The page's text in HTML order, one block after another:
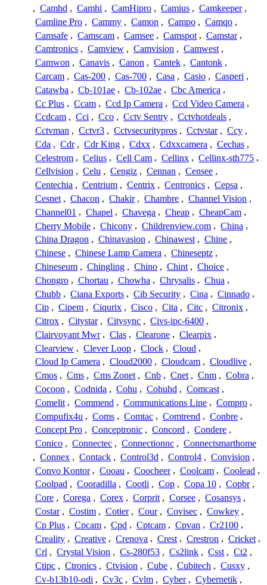
, Camhd , Camhi , CamHipro , Camius , Camkeeper ,
Camline Pro , Cammy , Camon , Campo , Camqo ,
Camsafe , Camscam , Camsee , Camspot , Camstar ,
Camtronics , Camview , Camvision , Camwest ,
Camwon , Canavis , Canon , Cantek , Cantonk ,
Carcam , Cas-200 , Cas-700 , Casa , Casio , Casperi ,
Catawba , Cb-101ae , Cb-102ae , Cbc America ,
Cc Plus , Ccam , Ccd Ip Camera , Ccd Video Camera ,
Ccdcam , Cci , Cco , Cctv Sentry , Cctvhotdeals ,
Cctvman , Cctvr3 , Cctvsecuritypros , Cctvstar , Ccy ,
Cda , Cdr , Cdr King , Cdxx , Cdxxcamera , Cechas ,
Celestrom , Celius , Cell Cam , Cellinx , Cellinx-sth775 ,
Cellvision , Celu , Cengiz , Cennan , Censee ,
Centechia , Centrium , Centrix , Centronics , Cepsa ,
Cesnet , Chacon , Chakir , Chambre , Channel Vision ,
Channel01 , Chapel , Chavega , Cheap , CheapCam ,
Cherry Mobile , Chicony , Childrenview.com , China ,
China Dragon , Chinavasion , Chinawest , Chine ,
Chinese , Chinese Lamp Camera , Chineseptz ,
Chineseum , Chingling , Chino , Chint , Choice ,
Chongro , Chortau , Chowha , Chrysalis , Chua ,
Chubb , Ciana Exports , Cib Security , Cina , Cinnado ,
Cip , Cipem , Ciqurix , Cisco , Cita , Citc , Citronix ,
Citrox , Citystar , Citysync , Civs-ipc-6400 ,
Clairvoyant Mwr , Clas , Clearone , Clearpix ,
Clearview , Clever Loop , Clock , Cloud ,
Cloud Ip Camera , Cloud2000 , Cloudcam , Cloudlive ,
Cmos , Cms , Cms Zonet , Cnb , Cnet , Cnm , Cobra ,
Cocoon , Codnida , Cohu , Cohuhd , Comcast ,
Comelit , Commend , Communications Line , Compro ,
Compufix4u , Coms , Comtac , Comtrend , Conbre ,
Concept Pro , Conceptronic , Concord , Condere ,
Conico , Connectec , Connectionnc , Connectsmarthome
, Connex , Contack , Control3d , Control4 , Convision ,
Convo Kontor , Cooau , Coocheer , Coolcam , Coolead ,
Coolpad , Cooradilla , Cootli , Cop , Copa 10 , Copbr ,
Core , Corega , Corex , Corprit , Corsee , Cosansys ,
Costar , Costim , Cotier , Cour , Covisec , Cowkey ,
Cp Plus , Cpcam , Cpd , Cptcam , Cpvan , Cr2100 ,
Creality , Creative , Crenova , Crest , Crestron , Cricket ,
Crl , Crystal Vision , Cs-280f53 , Cs2link , Csst , Ct2 ,
Ctipc , Ctronics , Ctvision , Cube , Cubitech , Cusxy ,
Cv-b13b10-odi , Cv3c , Cvlm , Cyber , Cybernetik ,